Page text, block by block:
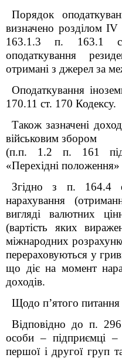
Порядок
визначено розділом
163.1.3 п. 163.1
оподаткування
отримані з джерел за
Оподаткування
170.11 ст. 170 Кодексу.
Також зазначені
військовим збором
(п.п. 1.2 п. 161
«Перехідні
Згідно з п. 164.4
нарахування
вигляді валютних
(вартість яких
міжнародних
перераховуються у
що діє на момент
доходів.
Щодо п’ятого питання
Відповідно до п.
особи – підприємці –
першої і другої груп